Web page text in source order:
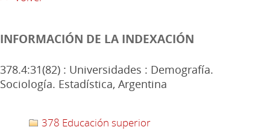
INFORMACIÓN DE LA INDEXACIÓN
378.4:31(82) : Universidades : Demografía.
Sociología. Estadística, Argentina
378 Educación superior